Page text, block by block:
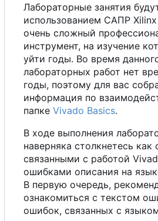
Лабораторные занятия
использованием САПР
очень сложный
инструмент, на изучение
уйти годы. Во время
лабораторных работ нет
годы, поэтому для вас
информация по
папке Vivado Basics.
В ходе выполнения
наверняка столкнетесь как
связанными с работой
ошибками описания на
В первую очередь,
ознакомиться с текстом
ошибок, связанных с